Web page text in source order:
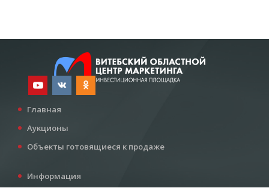
Главная
Аукционы
Объекты готовящиеся к продаже
Информация